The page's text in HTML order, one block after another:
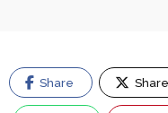
Share Share